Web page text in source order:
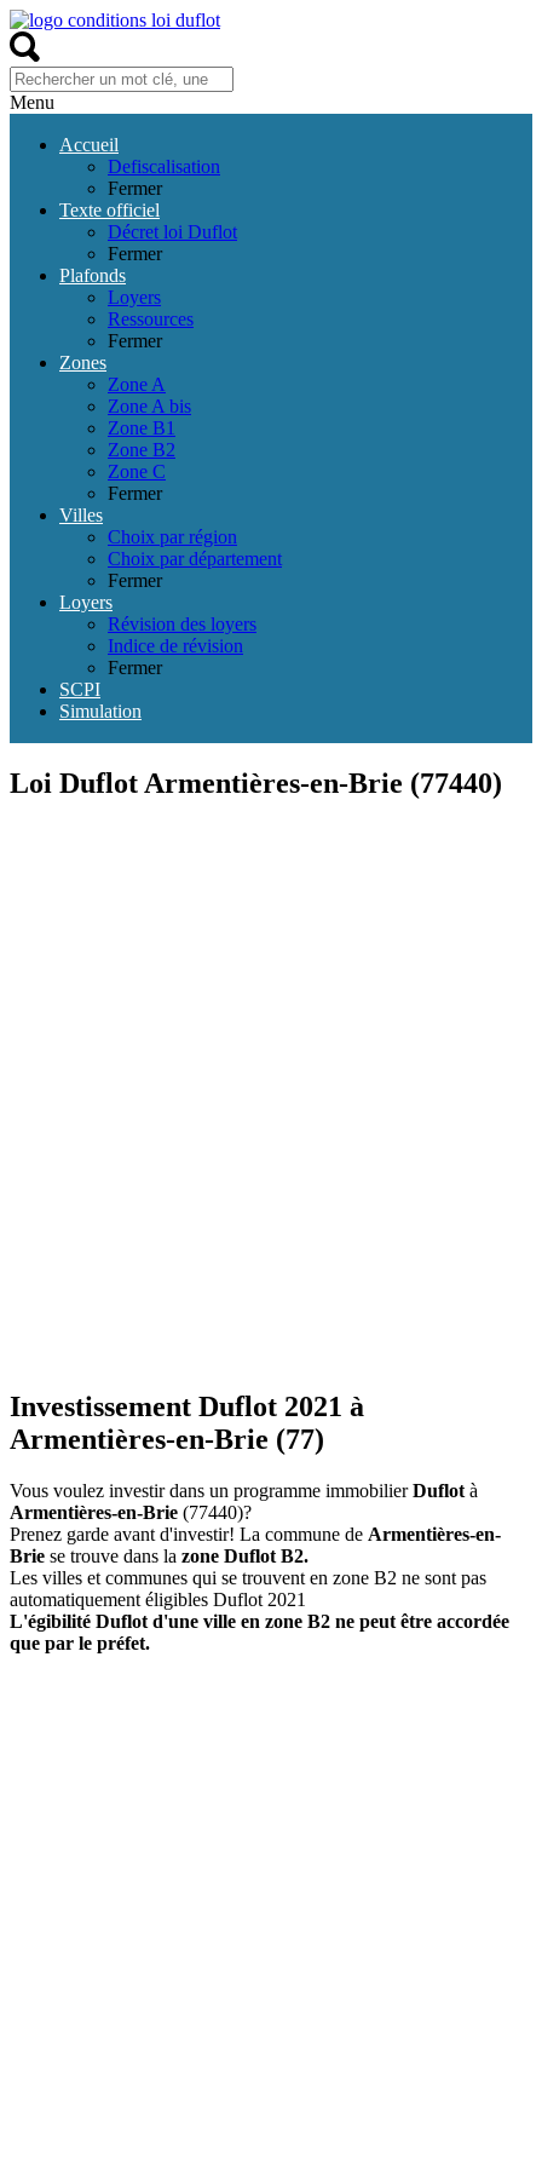
Menu
Accueil
Defiscalisation
Fermer
Texte officiel
Décret loi Duflot
Fermer
Plafonds
Loyers
Ressources
Fermer
Zones
Zone A
Zone A bis
Zone B1
Zone B2
Zone C
Fermer
Villes
Choix par région
Choix par département
Fermer
Loyers
Révision des loyers
Indice de révision
Fermer
SCPI
Simulation
Loi Duflot Armentières-en-Brie (77440)
Investissement Duflot 2021 à
Armentières-en-Brie (77)
Vous voulez investir dans un programme immobilierDuflot à
Armentières-en-Brie (77440)?
Prenez garde avant d'investir! La commune de Armentières-en-
Brie se trouve dans la zone Duflot B2.
Les villes et communes qui se trouvent en zone B2 ne sont pas
automatiquement éligibles Duflot 2021
L'égibilité Duflot d'une ville en zone B2 ne peut être accordée
que par le préfet.